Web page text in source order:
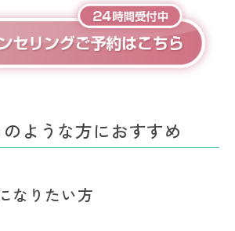
ような方におすすめ
なりたい方